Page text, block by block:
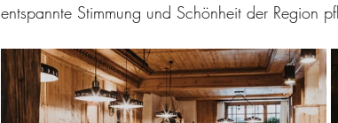
entspannte Stimmung und Schönheit der Region